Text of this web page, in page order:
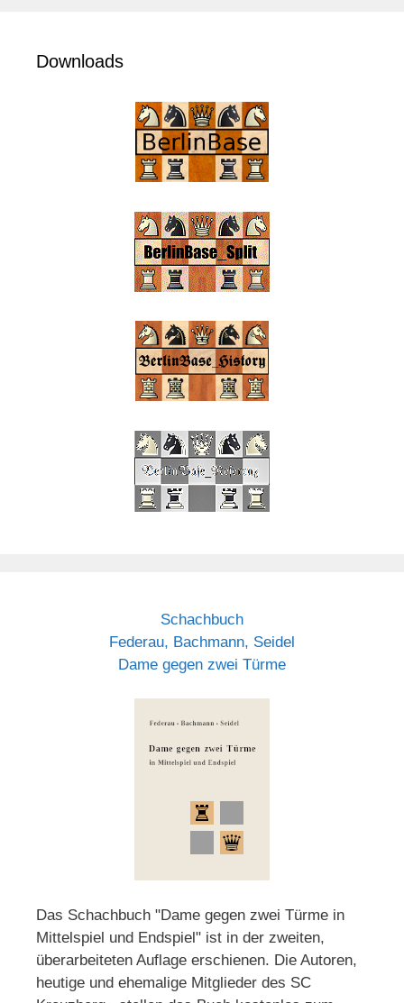
Downloads
Schachbuch
Federau, Bachmann, Seidel
Dame gegen zwei Türme
Das Schachbuch "Dame gegen zwei Türme in
Mittelspiel und Endspiel" ist in der zweiten,
überarbeiteten Auflage erschienen. Die Autoren,
heutige und ehemalige Mitglieder des SC